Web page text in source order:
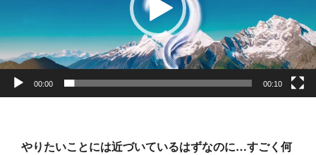
00:00 00:10
やりたいことには近づいているはずなのに…すごく何